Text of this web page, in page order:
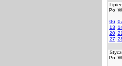
Po
06
13
20 21
27
Po